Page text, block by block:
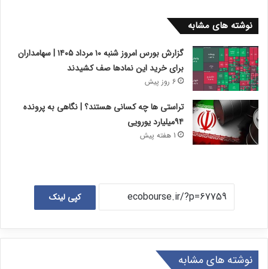
نوشته های مشابه
گزارش بورس امروز شنبه ۱۰ مرداد ۱۴۰۵ | سهامداران
برای خرید این نمادها صف کشیدند
6 روز پیش
تراستی ها چه کسانی هستند؟ | نگاهی به پرونده
۹۴میلیارد یورویی
1 هفته پیش
کپی لینک
نوشته های مشابه